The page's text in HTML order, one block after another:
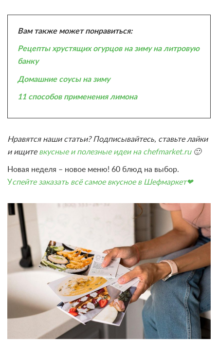
Вам также может понравиться:
Рецепты хрустящих огурцов на зиму на литровую
банку
Домашние соусы на зиму
11 способов применения лимона
Нравятся наши статьи? Подписывайтесь, ставьте лайки
и ищите вкусные и полезные идеи на chefmarket.ru 🙂
Новая неделя – новое меню! 60 блюд на выбор.
Успейте заказать всё самое вкусное в Шефмаркет❤